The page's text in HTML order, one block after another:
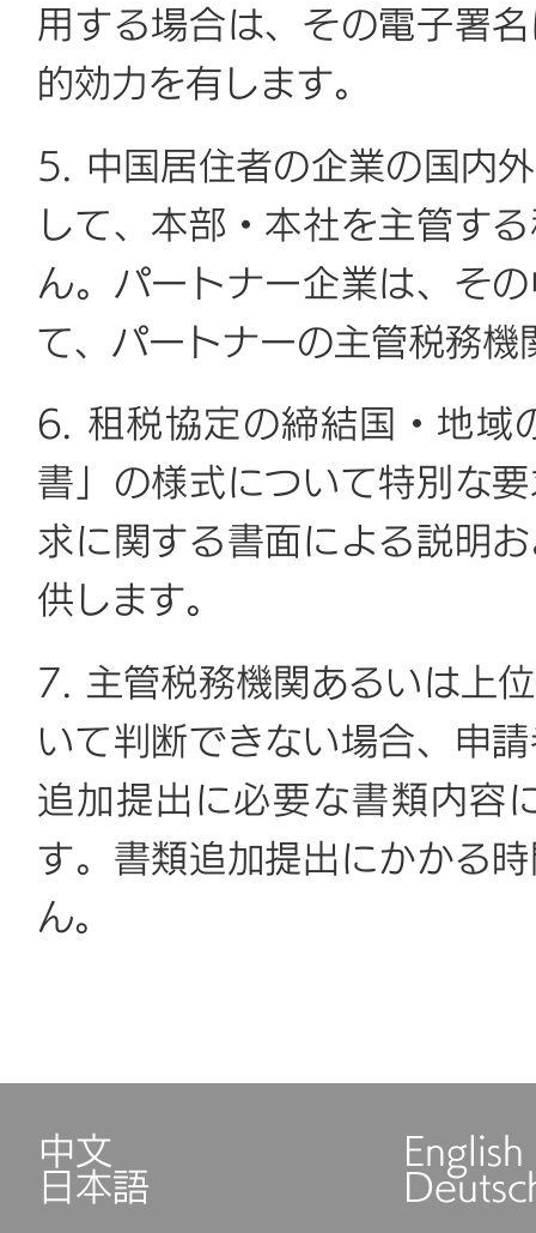
用する場合は、その電子署
的効力を有します。
5. 中国居住者の企業の国内
して、本部・本社を主管す
ん。パートナー企業は、そ
て、パートナーの主管税務
6. 租税協定の締結国・地域
書」の様式について特別な
求に関する書面による説明
供します。
7. 主管税務機関あるいは上
いて判断できない場合、申
追加提出に必要な書類内容
す。書類追加提出にかかる
ん。
中文 English
日本語